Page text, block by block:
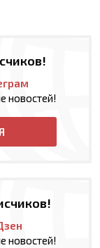
новостей!
новостей!